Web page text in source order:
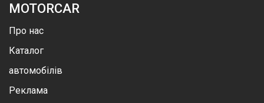
MOTORCAR
Про нас
Каталог
автомобілів
Реклама